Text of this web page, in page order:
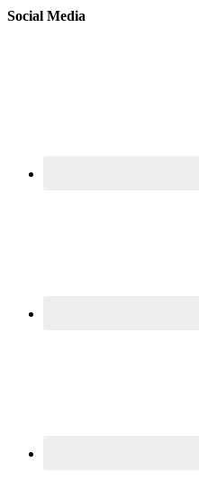
Social Media